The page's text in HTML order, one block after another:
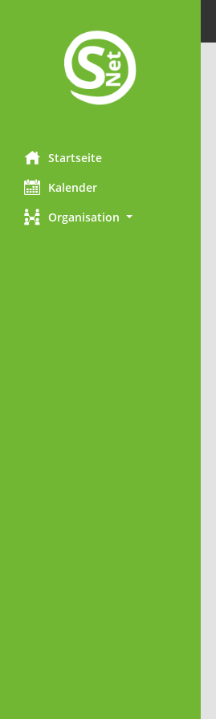
Startseite
Kalender
Organisation